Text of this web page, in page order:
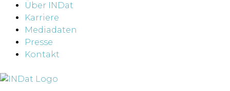
Über INDat
Karriere
Mediadaten
Presse
Kontakt